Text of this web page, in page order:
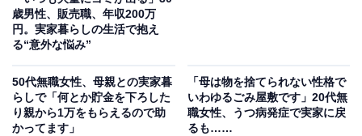
歳男性、販売職、年収200万
円。実家暮らしの生活で抱え
る“意外な悩み”
50代無職女性、母親との実家暮
らしで「何とか貯金を下ろした
り親から1万をもらえるので助
かってます」
「母は物を捨てられない性格で
いわゆるごみ屋敷です」20代無
職女性、うつ病発症で実家に戻
るも……